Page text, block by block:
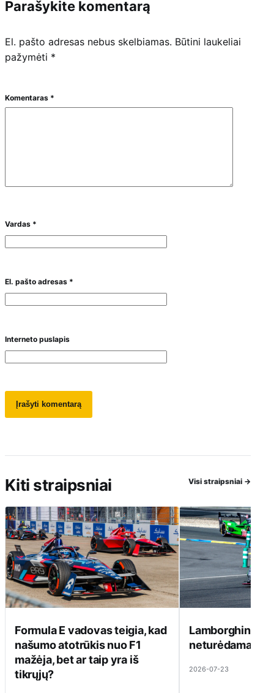
Parašykite komentarą
El. pašto adresas nebus skelbiamas. Būtini laukeliai
pažymėti *
Komentaras *
Vardas *
El. pašto adresas *
Interneto puslapis
Kiti straipsniai Visi straipsniai →
Formula E vadovas teigia, kad
našumo atotrūkis nuo F1
mažėja, bet ar taip yra iš
tikrųjų?
Lamborghini
neturėdama ką
2026-07-23